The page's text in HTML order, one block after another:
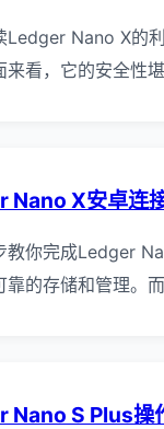
Ledger Nano X的
来看，它的安全性
Nano X安卓连
教你完成Ledger
靠的存储和管理。
Nano S Plus操